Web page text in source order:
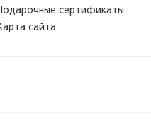
сертификаты
сайта